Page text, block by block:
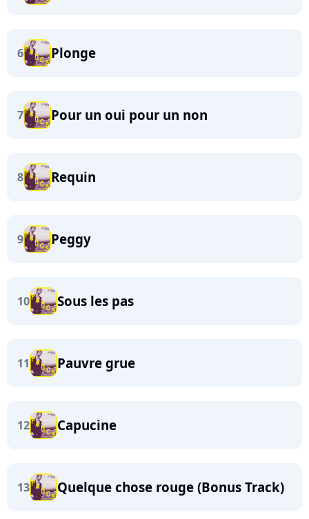
6 Plonge
7 Pour un oui pour un non
8 Requin
9 Peggy
10 Sous les pas
11 Pauvre grue
12 Capucine
13 Quelque chose rouge (Bonus Track)